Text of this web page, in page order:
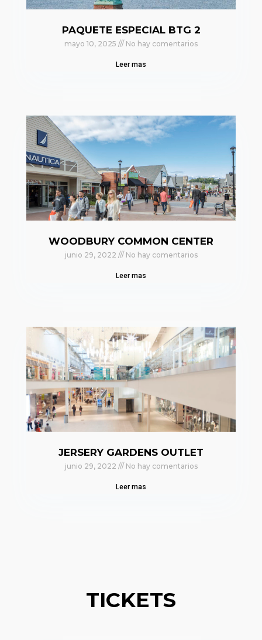
PAQUETE ESPECIAL BTG 2
mayo 10, 2025 No hay comentarios
Leer mas
WOODBURY COMMON CENTER
junio 29, 2022 No hay comentarios
Leer mas
JERSERY GARDENS OUTLET
junio 29, 2022 No hay comentarios
Leer mas
TICKETS